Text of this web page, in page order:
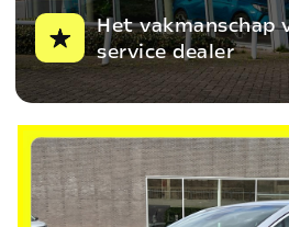
Het vakmanschap
service dealer